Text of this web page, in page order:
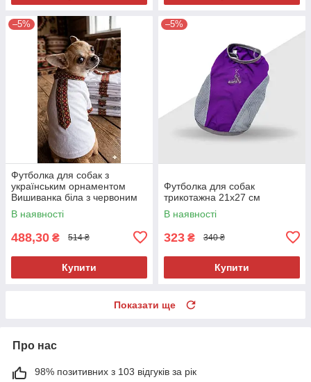
–5%
Футболка для собак з
українським орнаментом
Вишиванка біла з червоним
В наявності
488,30 ₴ 514 ₴
Купити
–5%
Футболка для собак
трикотажна 21х27 см
В наявності
323 ₴ 340 ₴
Купити
Показати ще
Про нас
98% позитивних з 103 відгуків за рік